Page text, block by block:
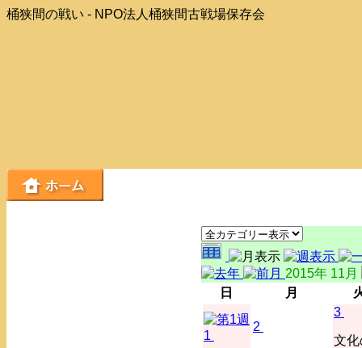
桶狭間の戦い - NPO法人桶狭間古戦場保存会
2015年 11月
日
月
1
2
3
文